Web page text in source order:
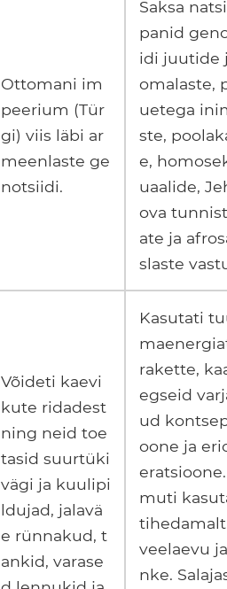
Ottomani im
peerium (Tür
gi) viis läbi ar
meenlaste ge
notsiidi.
Saksa
panid
idi juutide
omalaste,
uetega
ste,
e,
uaalide,
ova
ate ja
slaste
Võideti kaevi
kute ridadest
ning neid toe
tasid suurtüki
vägi ja kuulipi
ldujad, jalavä
e rünnakud, t
ankid, varase
Kasutati
rakette,
egseid
ud
oone ja
muti
veelaevu
nke.